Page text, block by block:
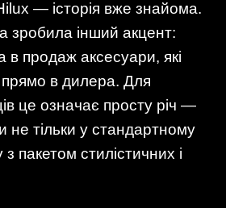
— історія вже знайома.
зробила інший акцент:
в продаж аксесуари, які
в дилера. Для
це означає просту річ —
не тільки у стандартному
з пакетом стилістичних і